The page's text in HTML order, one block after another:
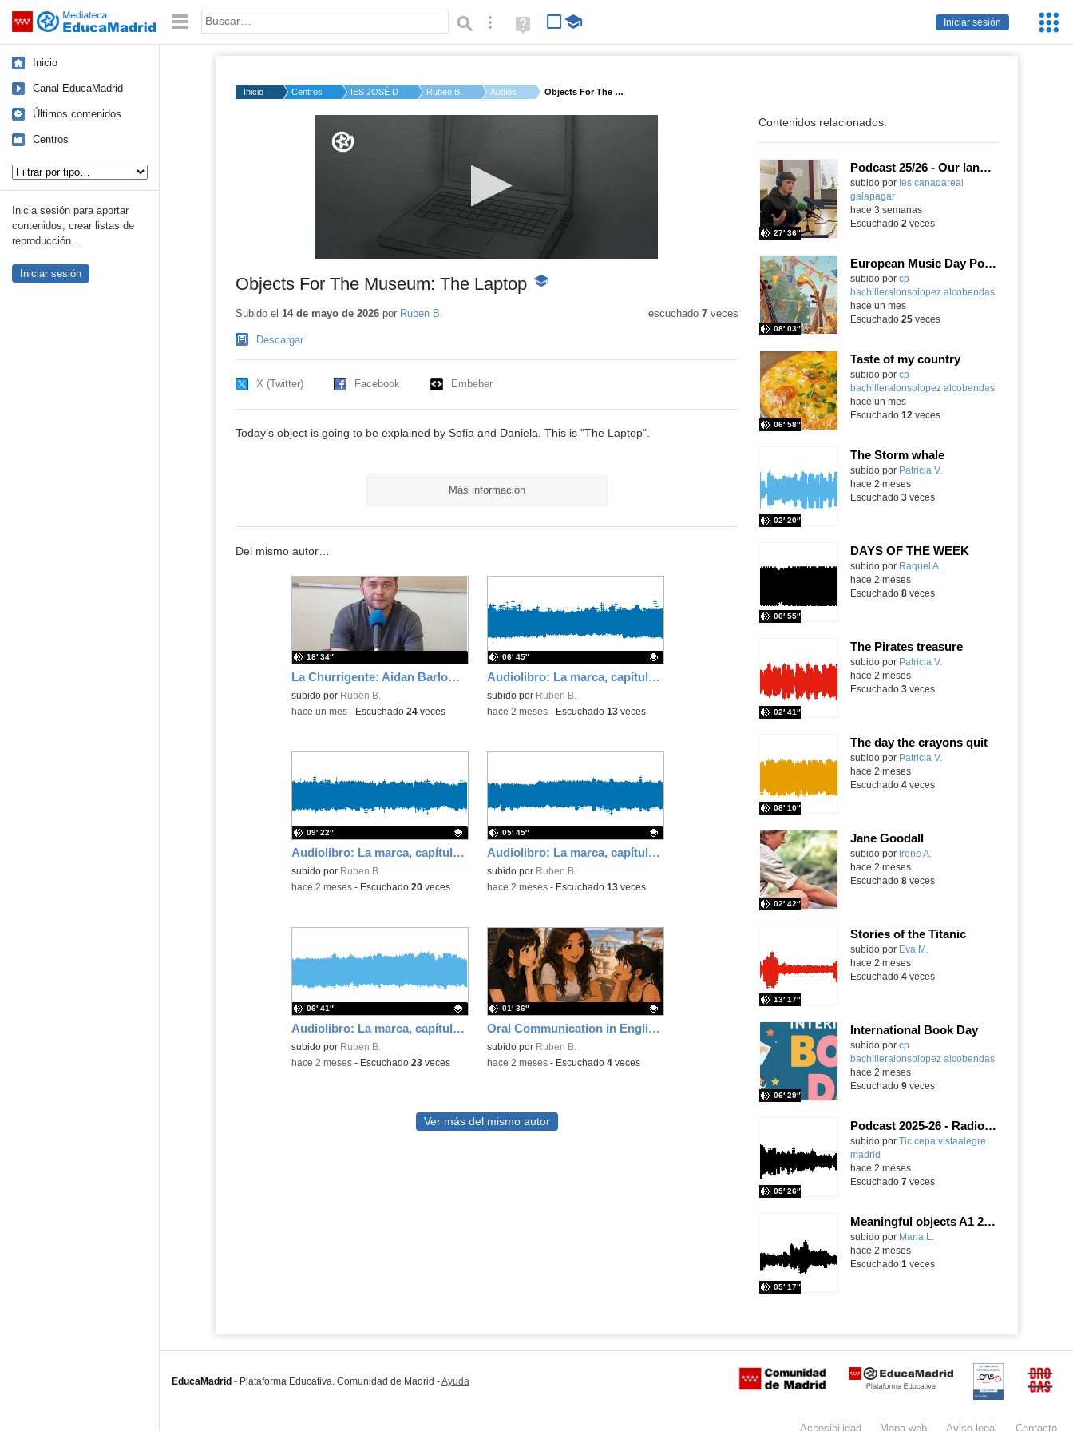
Saltar navegación
Iniciar sesión
Palabra o frase: Búsqueda avanzada
Ayuda
(en
Inicio
Canal EducaMadrid
Últimos contenidos
Centros
Inicia sesión para aportar
contenidos, crear listas de
reproducción...
Iniciar sesión
Inicio Centros IES JOSÉ DE CHURRIGU...
Ruben B. Audios Objects For The Muse...
50%
Objects For The Museum: The Laptop -
Subido el 14 de mayo de 2026por Ruben B. escuchado 7veces
Descargar
X (Twitter) Facebook Embeber
Today’s object is going to be explained by Sofia and Daniela. This is "The Laptop".
Más información
Del mismo autor…
La Churrigente: Aidan Barlow, Asistente de Lengua Inglesa
subido por Ruben B.
18′ 34″
-hace un mes- Escuchado 24veces
Audiolibro: La marca, capítulo 4 y epílogo
Contenido educativo.
subido por Ruben B.
06′ 45″
-hace 2 meses- Escuchado 13veces
Audiolibro: La marca, capítulo 3
Contenido educativo.
subido por Ruben B.
09′ 22″
-hace 2 meses- Escuchado 20veces
Audiolibro: La marca, capítulo 2
Contenido educativo.
subido por Ruben B.
05′ 45″
-hace 2 meses- Escuchado 13veces
Audiolibro: La marca, capítulo 1
Contenido educativo.
subido por Ruben B.
06′ 41″
-hace 2 meses- Escuchado 23veces
Oral Communication in English: Dialogue Strategies - Beachtime
Contenido educativo.
subido por Ruben B.
01′ 36″
-hace 2 meses- Escuchado 4veces
Ver más del mismo autor
Contenidos relacionados:
Podcast 25/26 - Our language assistant Ellie
subido por Ies canadareal
galapagar
27′ 36″
-
hace 3 semanas
Escuchado 2 veces
European Music Day Podcast
Contenido educativo.
subido por cp
bachilleralonsolopez alcobendas
08′ 03″
-
hace un mes
Escuchado 25veces
Taste of my country
Contenido educativo.
subido por cp
bachilleralonsolopez alcobendas
06′ 58″
-
hace un mes
Escuchado 12 veces
The Storm whale
Contenido educativo.
subido por Patricia V.
02′ 20″
hace 2 meses
Escuchado 3veces
DAYS OF THE WEEK
Contenido educativo.
subido por Raquel A.
00′ 55″
hace 2 meses
Escuchado 8veces
The Pirates treasure
Contenido educativo.
subido por Patricia V.
02′ 41″
hace 2 meses
Escuchado 3veces
The day the crayons quit
Contenido educativo.
subido por Patricia V.
08′ 10″
hace 2 meses
Escuchado 4veces
Jane Goodall
Contenido educativo.
subido por Irene A.
02′ 42″
hace 2 meses
Escuchado 8veces
Stories of the Titanic
Contenido educativo.
subido por Eva M.
13′ 17″
hace 2 meses
Escuchado 4veces
International Book Day
Contenido educativo.
subido por cp
bachilleralonsolopez alcobendas
06′ 29″
-
hace 2 meses
Escuchado 9veces
Podcast 2025-26 - Radio 21. Inglés 2. Recipes for everyone
Contenido educativo.
subido por Tic cepa vistaalegre
madrid
05′ 26″
hace 2 meses
Escuchado 7veces
Meaningful objects A1 2026
Contenido educativo.
subido por Maria L.
05′ 17″
hace 2 meses
Escuchado 1 veces
EducaMadrid - Plataforma Educativa. Comunidad de Madrid -Ayuda Certificación Buzón
Accesibilidad Mapa web Avisolegal Contacto